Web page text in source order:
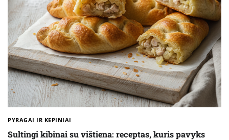
PYRAGAI IR KEPINIAI
Sultingi kibinai su vištiena: receptas, kuris pavyks